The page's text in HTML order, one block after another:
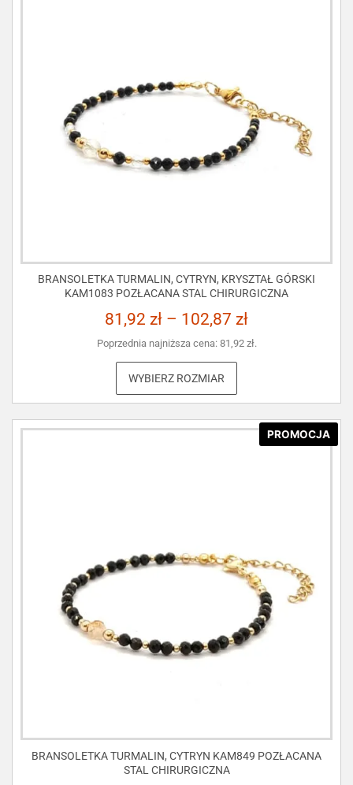
BRANSOLETKA TURMALIN, CYTRYN, KRYSZTAŁ GÓRSKI
KAM1083 POZŁACANA STAL CHIRURGICZNA
81,92 zł – 102,87 zł
Poprzednia najniższa cena: 81,92 zł.
WYBIERZ ROZMIAR
PROMOCJA
BRANSOLETKA TURMALIN, CYTRYN KAM849 POZŁACANA
STAL CHIRURGICZNA